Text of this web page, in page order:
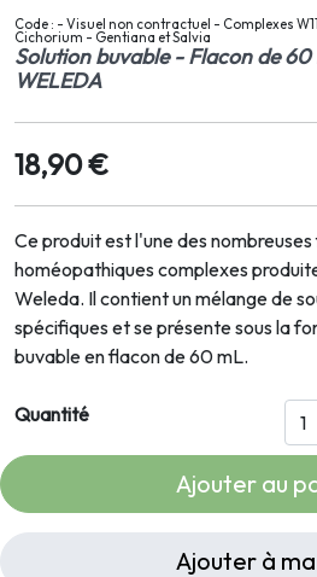
Code : - Visuel non contractuel - Complexes
Cichorium - Gentiana et Salvia
Solution buvable - Flacon de
WELEDA
18,90 €
Ce produit est l'une des
homéopathiques complexes
Weleda. Il contient un mélange de
spécifiques et se présente sous la
buvable en flacon de 60 mL.
Quantité
Ajouter au
Ajouter à